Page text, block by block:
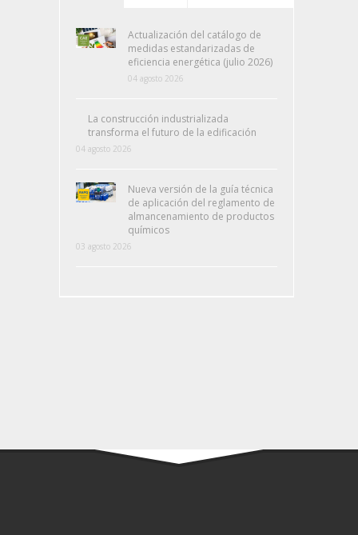
Actualización del catálogo de
medidas estandarizadas de
eficiencia energética (julio 2026)
04 agosto 2026
La construcción industrializada
transforma el futuro de la edificación
04 agosto 2026
Nueva versión de la guía técnica
de aplicación del reglamento de
almancenamiento de productos
químicos
03 agosto 2026